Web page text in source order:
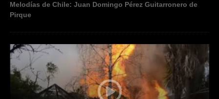
Melodías de Chile: Juan Domingo Pérez Guitarronero de
Pirque